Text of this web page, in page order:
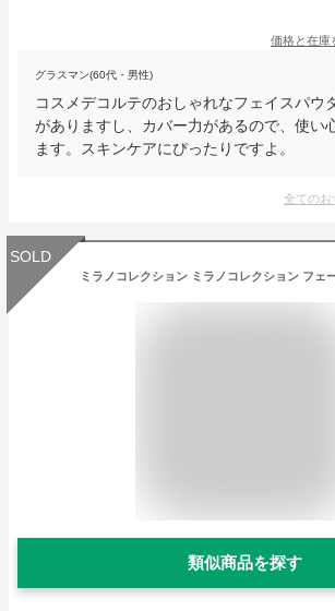
価格と在庫
グラスマン(60代・男性)
コスメデコルテのおしゃれなフェイスパウ
がありますし、カバー力があるので、使い
ます。スキンケアにぴったりですよ。
全てのお
SOLD
類似商品を探す